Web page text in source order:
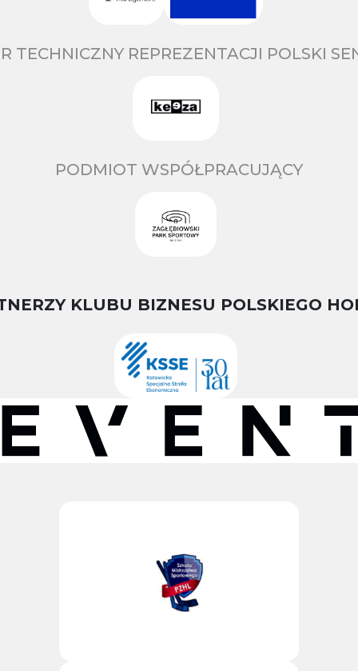
TECHNICZNY REPREZENTACJI POLSKI
PODMIOT WSPÓŁPRACUJĄCY
KLUBU BIZNESU POLSKIEGO